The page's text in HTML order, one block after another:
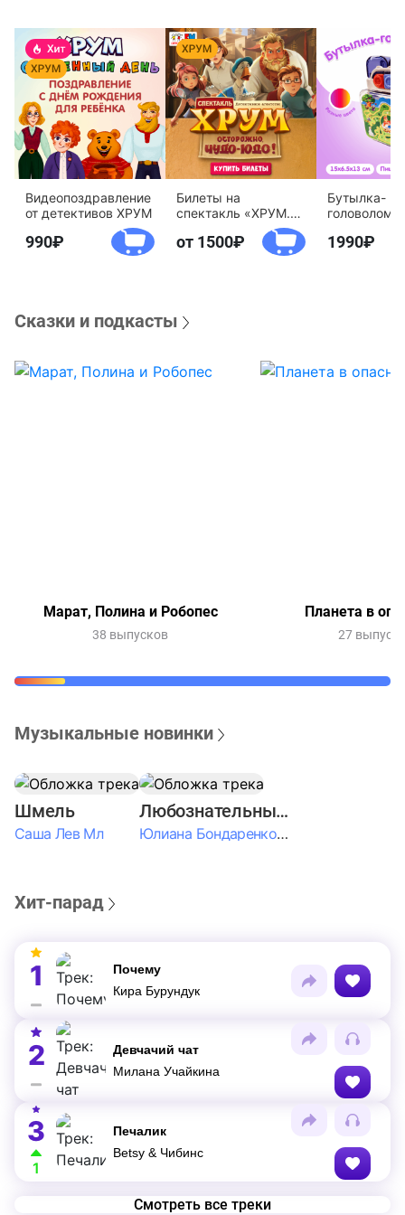
Видеопоздравление
от детективов ХРУМ
990
Билеты на
спектакль «ХРУМ.
Осторожно, Чудо-
Юдо!»
от 1500
Бутылка-
агентство
1990
Сказки и подкасты
Марат, Полина и Робопес
38 выпусков
Планета в
27
Музыкальные новинки
Шмель
Саша Лев Мл
Любознательные Дети
Юлиана Бондаренко & Амелия Колпакова & Егор Егоров & Валерия Шевченко & Ксюша Косичкина
Хит-парад
1
Почему
Кира Бурундук
2
Девчачий чат
Милана Учайкина
3
1
Печалик
Betsy & Чибинс
Смотреть все треки